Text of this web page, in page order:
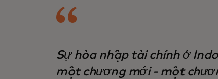
Sự hòa nhập tài chính ở
một chương mới - một